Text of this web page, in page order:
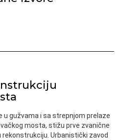
u gužvama i sa strepnjom prelaze
mosta, stižu prve zvanične
Urbanistički zavod